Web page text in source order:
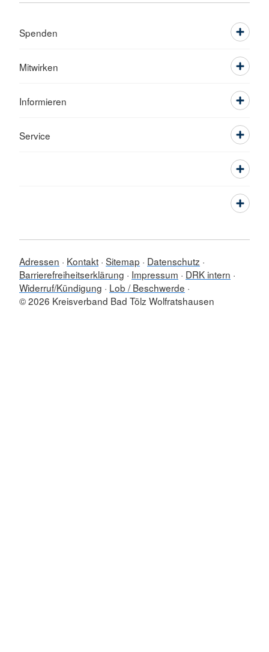
Spenden
Mitwirken
Informieren
Service
Adressen Kontakt Sitemap
Datenschutz
Barrierefreiheitserklärung
Impressum
DRK intern
Widerruf/Kündigung
Lob / Beschwerde
© 2026 Kreisverband Bad Tölz Wolfratshausen